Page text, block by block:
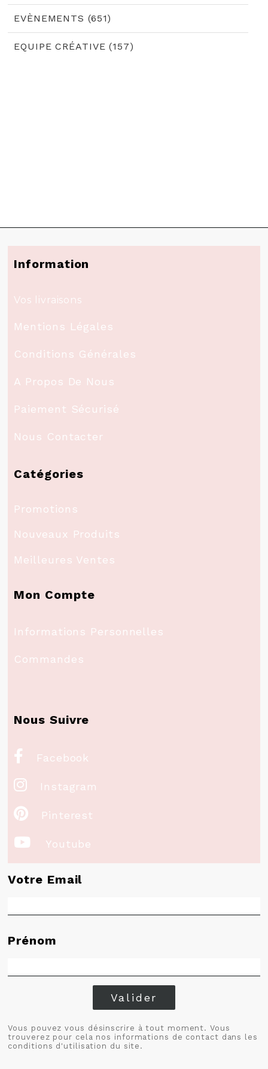
EVÈNEMENTS (651)
EQUIPE CRÉATIVE (157)
Information
Vos livraisons
Mentions Légales
Conditions Générales
A Propos De Nous
Paiement Sécurisé
Nous Contacter
Catégories
Promotions
Nouveaux Produits
Meilleures Ventes
Mon Compte
Informations Personnelles
Commandes
Nous Suivre
 Facebook
 Instagram
 Pinterest
 Youtube
Votre Email
Prénom
Valider
Vous pouvez vous désinscrire à tout moment. Vous
trouverez pour cela nos informations de contact dans les
conditions d'utilisation du site.